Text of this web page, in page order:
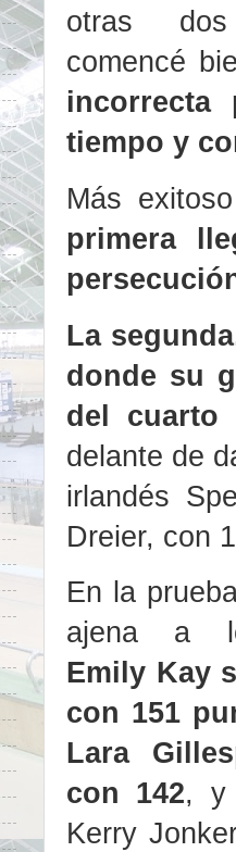
otras
comencé
tiempo y
Más
primera
La
donde su
del cuarto
delante de
irlandés
Dreier, con
En la
ajena a
Emily Kay
con 151
Lara
con 142, y
Kerry